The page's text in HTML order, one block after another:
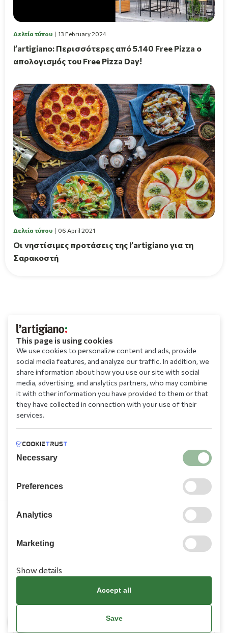
Δελτία τύπου 13 February 2024
l’artigiano: Περισσότερες από 5.140 Free Pizza ο
απολογισμός του Free Pizza Day!
Δελτία τύπου 06 April 2021
Οι νηστίσιμες προτάσεις της l’artigiano για τη
Σαρακοστή
Information
This page is using cookies
We use cookies to personalize content and ads, provide
social media features, and analyze our traffic. In addition, we
share information about how you use our site with social
media, advertising, and analytics partners, who may combine
it with other information you have provided to them or that
they have collected in connection with your use of their
services.
Necessary
Preferences
Analytics
Marketing
Show details
Accept all
Save